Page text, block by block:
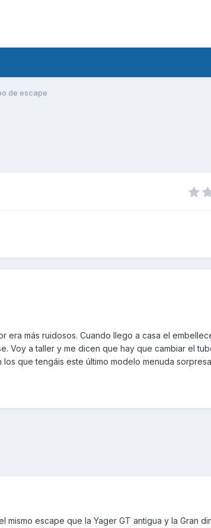
de escape
era más ruidosos. Cuando llego a casa el
Voy a taller y me dicen que hay que cambiar el
que tengáis este último modelo menuda
escape que la Yager GT antigua y la Gran